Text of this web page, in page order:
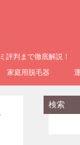
評判まで徹底解説！
家庭用脱毛器
検索